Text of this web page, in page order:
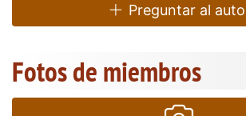
Preguntar al
Fotos de miembros